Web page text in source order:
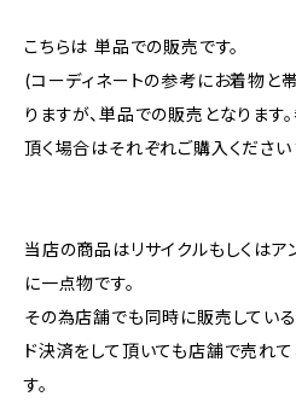
こちらは 単品での販売です。
(コーディネートの参考にお着物と
りますが、単品での販売となります
頂く場合はそれぞれご購入ください
当店の商品はリサイクルもしくはア
に一点物です。
その為店舗でも同時に販売してい
ド決済をして頂いても店舗で売れ
す。